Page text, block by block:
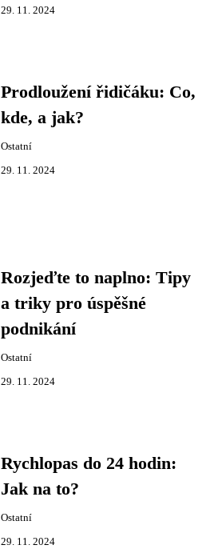
29. 11. 2024
Prodloužení řidičáku: Co,
kde, a jak?
Ostatní
29. 11. 2024
Rozjeďte to naplno: Tipy
a triky pro úspěšné
podnikání
Ostatní
29. 11. 2024
Rychlopas do 24 hodin:
Jak na to?
Ostatní
29. 11. 2024